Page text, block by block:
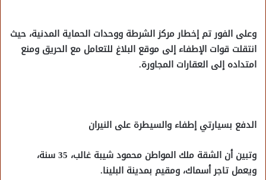
وعلى الفور تم إخطار مركز الشرطة ووحدات الحماية المدنية، حيث
انتقلت قوات الإطفاء إلى موقع البلاغ للتعامل مع الحريق ومنع
امتداده إلى العقارات المجاورة.
الدفع بسيارتي إطفاء والسيطرة على النيران
وتبين أن الشقة ملك المواطن محمود شيبة غالب، 35 سنة،
ويعمل تاجر أسماك، ومقيم بمدينة البلينا.